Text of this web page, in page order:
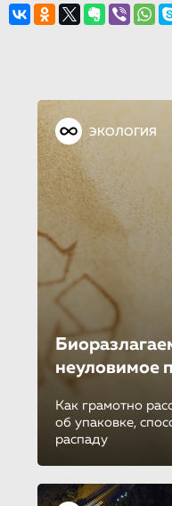
ЭКОЛОГИЯ
неуловимое
Как грамотно
об упаковке,
распаду